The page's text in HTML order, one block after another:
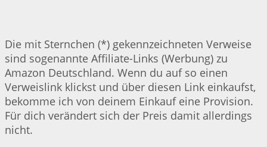
Die mit Sternchen (*) gekennzeichneten Verweise
sind sogenannte Affiliate-Links (Werbung) zu
Amazon Deutschland. Wenn du auf so einen
Verweislink klickst und über diesen Link einkaufst,
bekomme ich von deinem Einkauf eine Provision.
Für dich verändert sich der Preis damit allerdings
nicht.